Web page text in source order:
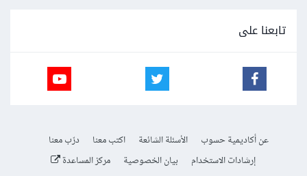
تابعنا على
عن أكاديمية حسوب الأسئلة الشائعة اكتب معنا
درّب معنا
إرشادات الاستخدام
بيان الخصوصية مركز المساعدة